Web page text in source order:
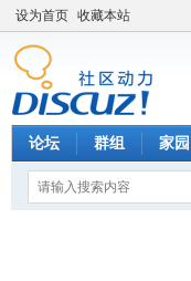
设为首页 收藏本站
论坛 群组 家园